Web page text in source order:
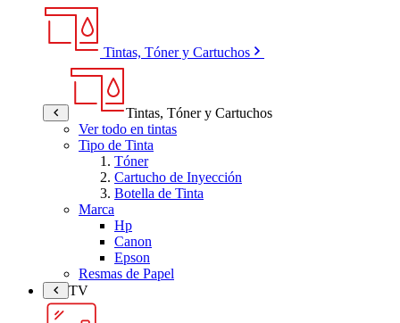
Tintas, Tóner y Cartuchos
Tintas, Tóner y Cartuchos
Ver todo en tintas
Tipo de Tinta
Tóner
Cartucho de Inyección
Botella de Tinta
Marca
Hp
Canon
Epson
Resmas de Papel
TV